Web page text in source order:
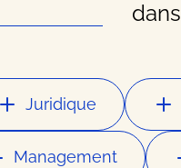
mode
dans
Juridique
Management